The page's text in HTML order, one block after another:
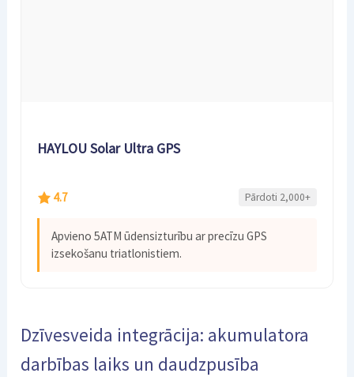
HAYLOU Solar Ultra GPS
4.7 Pārdoti 2,000+
Apvieno 5ATM ūdensizturību ar precīzu GPS
izsekošanu triatlonistiem.
Dzīvesveida integrācija: akumulatora
darbības laiks un daudzpusība